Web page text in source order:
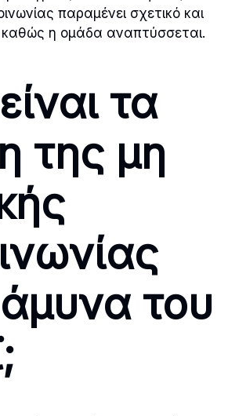
παραμένει σχετικό και
καθώς η ομάδα αναπτύσσεται.
τα
της μη
του